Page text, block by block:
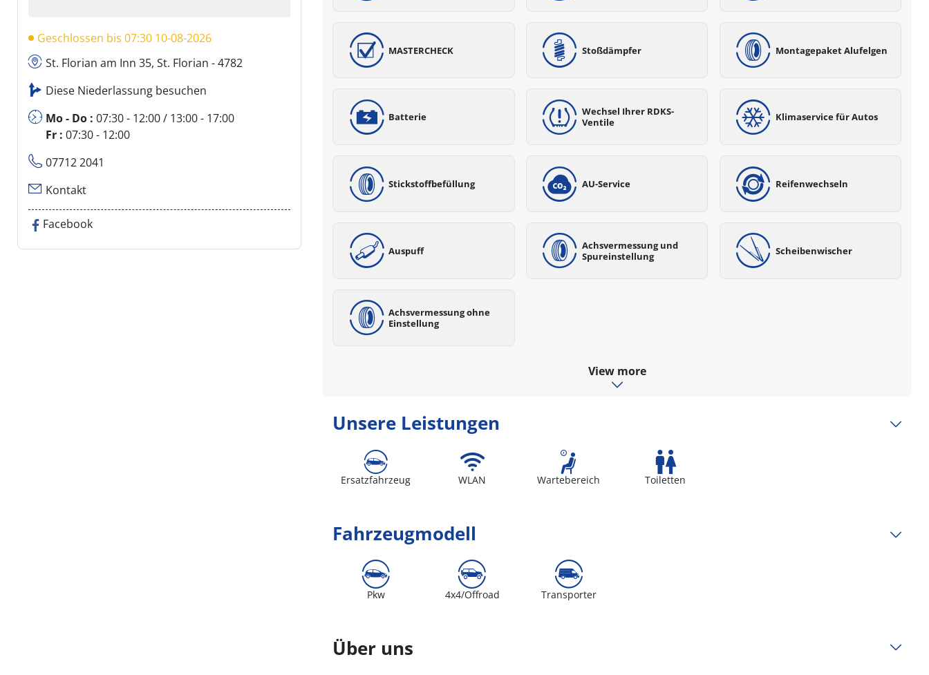
Geschlossen bis 07:30 10-08-2026
St. Florian am Inn 35, St. Florian - 4782
Diese Niederlassung besuchen
Mo - Do : 07:30 - 12:00 / 13:00 - 17:00
Fr : 07:30 - 12:00
07712 2041
Kontakt
Facebook
MASTERCHECK Stoßdämpfer Montagepaket Alufelgen
Batterie
Wechsel Ihrer RDKS-
Ventile
Klimaservice für Autos
Stickstoffbefüllung AU-Service Reifenwechseln
Auspuff
Achsvermessung und
Spureinstellung
Scheibenwischer
Achsvermessung ohne
Einstellung
View more
Unsere Leistungen
Ersatzfahrzeug WLAN Wartebereich Toiletten
Fahrzeugmodell
Pkw 4x4/Offroad Transporter
Über uns